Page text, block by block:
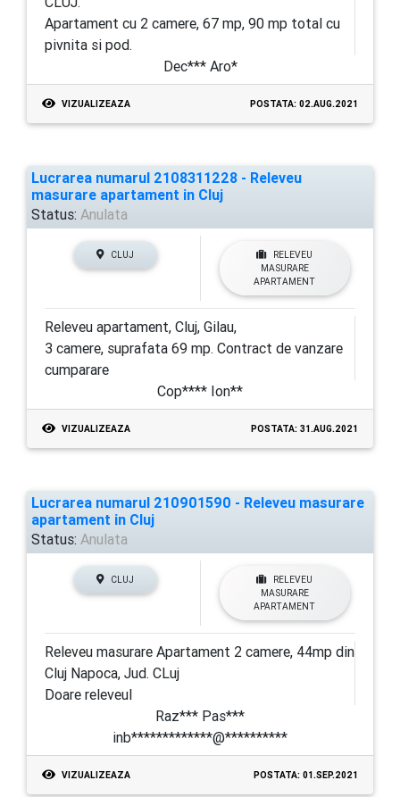
Apartament cu 2 camere, 67 mp, 90 mp total cu
pivnita si pod.
Dec*** Aro*
VIZUALIZEAZA POSTATA: 02.AUG.2021
Lucrarea numarul 2108311228 - Releveu
masurare apartament in Cluj
Status: Anulata
CLUJ
RELEVEU
MASURARE
APARTAMENT
Releveu apartament, Cluj, Gilau,
3 camere, suprafata 69 mp. Contract de vanzare
cumparare
Cop**** Ion**
VIZUALIZEAZA POSTATA: 31.AUG.2021
Lucrarea numarul 210901590 - Releveu masurare
apartament in Cluj
Status: Anulata
CLUJ
RELEVEU
MASURARE
APARTAMENT
Releveu masurare Apartament 2 camere, 44mp din
Cluj Napoca, Jud. CLuj
Doare releveul
Raz*** Pas***
inb*************@**********
VIZUALIZEAZA POSTATA: 01.SEP.2021